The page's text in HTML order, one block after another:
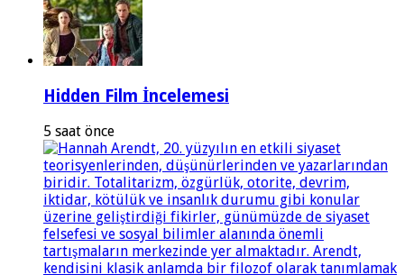
Hidden Film İncelemesi
5 saat önce